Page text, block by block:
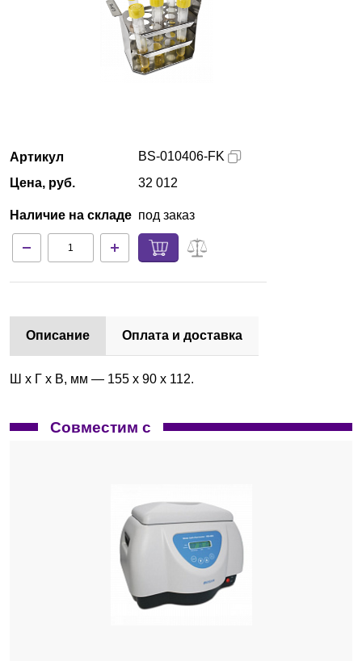
Производители
Партнеры
Технический сервис
Контакты
Артикул
Цена, руб.
Наличие на складе
BS-010406-FK
32 012
под заказ
Описание Оплата и доставка
Ш x Г x В, мм — 155 x 90 x 112.
Совместим с